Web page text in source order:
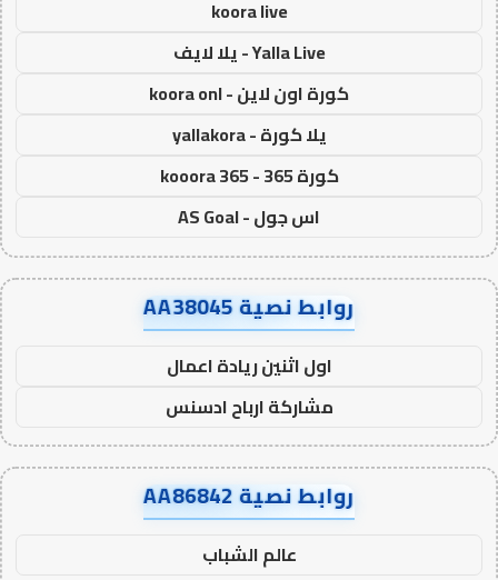
koora live
Yalla Live - يلا لايف
كورة اون لاين - koora onl
يلا كورة - yallakora
كورة 365 - kooora 365
اس جول - AS Goal
روابط نصية AA38045
اول اثنين ريادة اعمال
مشاركة ارباح ادسنس
روابط نصية AA86842
عالم الشباب